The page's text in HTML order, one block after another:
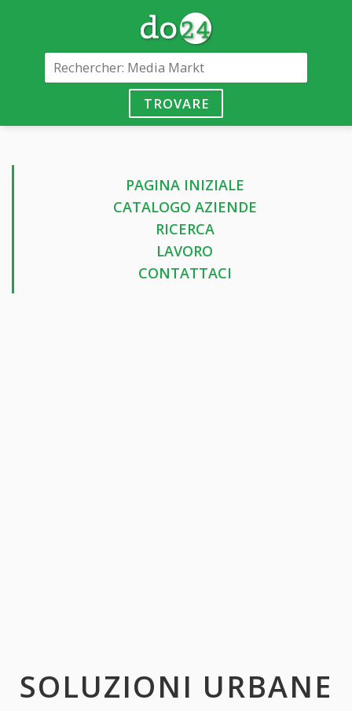
TROVARE
PAGINA INIZIALE
CATALOGO AZIENDE
RICERCA
LAVORO
CONTATTACI
SOLUZIONI URBANE